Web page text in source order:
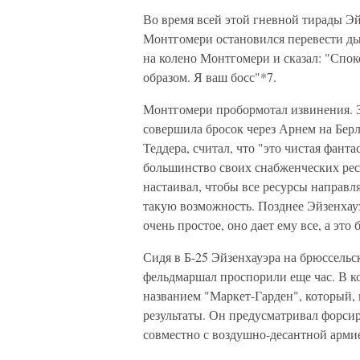
Во время всей этой гневной тирады
Монтгомери остановился перевести
на колено Монтгомери и сказал:
образом. Я ваш босс"*7.
Монтгомери пробормотал извинения.
совершила бросок через Арнем на
Теддера, считал, что "это чистая
большинство своих снабженческих
настаивал, чтобы все ресурсы
такую возможность. Позднее
очень простое, оно дает ему все, а это
Сидя в Б-25 Эйзенхауэра на
фельдмаршал проспорили еще час. В
названием "Маркет-Гарден",
результаты. Он предусматривал
совместно с воздушно-десантной